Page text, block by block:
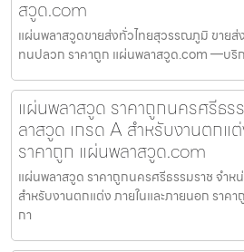
สวูด.com
แผ่นพลาสวูดขายส่งทั่วไทยสุวรรณภูมิ ขาย
ทนปลวก ราคาถูก แผ่นพลาสวูด.com —บริ
แผ่นพลาสวูด ราคาถูกนครศรีธร
ลาสวูด เกรด A สำหรับงานตกแ
ราคาถูก แผ่นพลาสวูด.com
แผ่นพลาสวูด ราคาถูกนครศรีธรรมราช จำห
สำหรับงานตกแต่ง ภายในและภายนอก รา
กา